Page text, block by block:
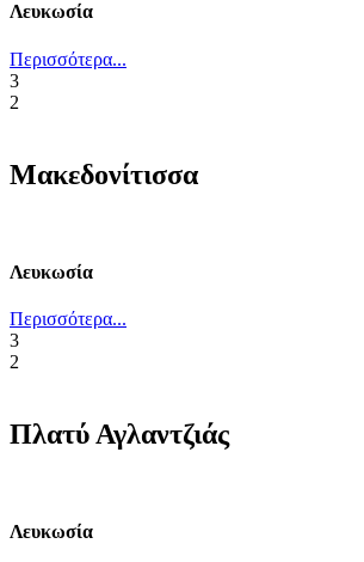
Λευκωσία
Περισσότερα...
3
2
Μακεδονίτισσα
Λευκωσία
Περισσότερα...
3
2
Πλατύ Αγλαντζιάς
Λευκωσία